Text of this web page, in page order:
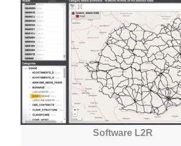
Software L2R